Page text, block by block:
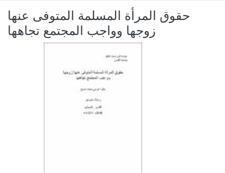
حقوق المرأة المسلمة المتوفى عنها
زوجها وواجب المجتمع تجاهها